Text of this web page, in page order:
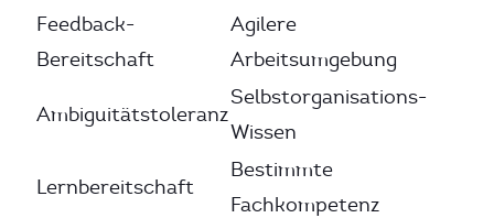
Feedback-
Bereitschaft
Agilere
Arbeitsumgebung
Ambiguitätstoleranz
Selbstorganisations-
Wissen
Lernbereitschaft
Bestimmte
Fachkompetenz